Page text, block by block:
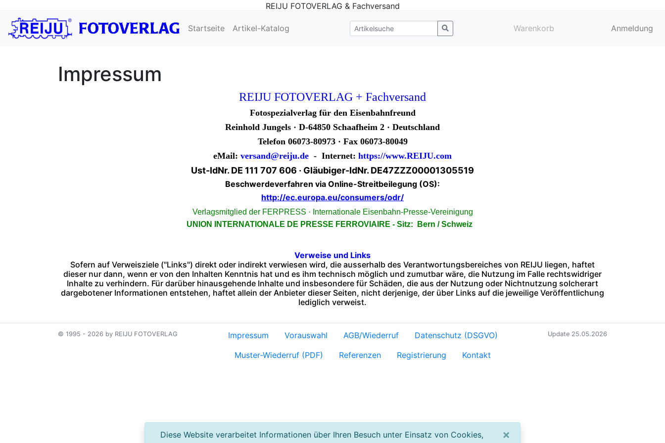
REIJU FOTOVERLAG & Fachversand
Startseite Artikel-Katalog Warenkorb Anmeldung
Impressum
REIJU FOTOVERLAG + Fachversand
Fotospezialverlag für den Eisenbahnfreund
Reinhold Jungels · D-64850 Schaafheim 2 · Deutschland
Telefon 06073-80973 · Fax 06073-80049
eMail: versand@reiju.de - Internet: https://www.REIJU.com
Ust-IdNr. DE 111 707 606 · Gläubiger-IdNr. DE47ZZZ00001305519
Beschwerdeverfahren via Online-Streitbeilegung (OS):
http://ec.europa.eu/consumers/odr/
Verlagsmitglied der FERPRESS · Internationale Eisenbahn-Presse-Vereinigung
UNION INTERNATIONALE DE PRESSE FERROVIAIRE - Sitz: Bern / Schweiz
Verweise und Links
Sofern auf Verweisziele ("Links") direkt oder indirekt verwiesen wird, die ausserhalb des Verantwortungsbereiches von REIJU liegen, haftet
dieser nur dann, wenn er von den Inhalten Kenntnis hat und es ihm technisch möglich und zumutbar wäre, die Nutzung im Falle rechtswidriger
Inhalte zu verhindern. Für darüber hinausgehende Inhalte und insbesondere für Schäden, die aus der Nutzung oder Nichtnutzung solcherart
dargebotener Informationen entstehen, haftet allein der Anbieter dieser Seiten, nicht derjenige, der über Links auf die jeweilige Veröffentlichung
lediglich verweist.
Diese Website verarbeitet Informationen über Ihren Besuch unter Einsatz von Cookies,
×
Update 25.05.2026
© 1995 - 2026 by REIJU FOTOVERLAG Impressum Vorauswahl AGB/Wiederruf
Datenschutz (DSGVO)
Muster-Wiederruf (PDF)
Referenzen Registrierung Kontakt